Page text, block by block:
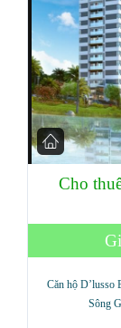
Cho
Căn hộ D’lusso
Sông